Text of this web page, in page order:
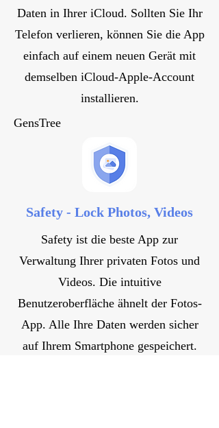
Daten in Ihrer iCloud. Sollten Sie Ihr
Telefon verlieren, können Sie die App
einfach auf einem neuen Gerät mit
demselben iCloud-Apple-Account
installieren.
GensTree
Safety - Lock Photos, Videos
Safety ist die beste App zur
Verwaltung Ihrer privaten Fotos und
Videos. Die intuitive
Benutzeroberfläche ähnelt der Fotos-
App. Alle Ihre Daten werden sicher
auf Ihrem Smartphone gespeichert.